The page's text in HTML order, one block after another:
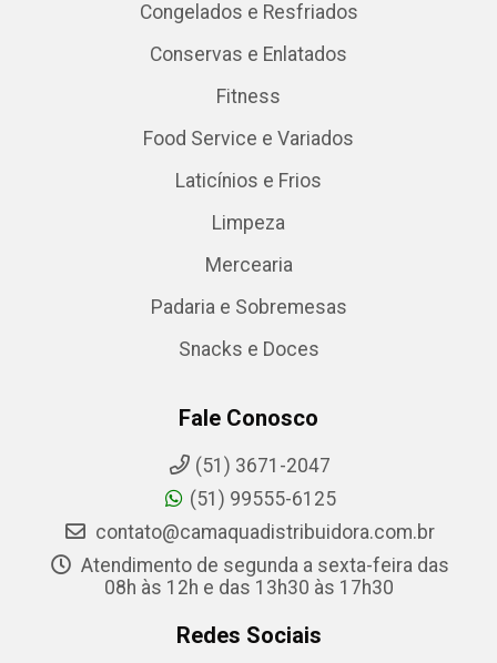
Congelados e Resfriados
Conservas e Enlatados
Fitness
Food Service e Variados
Laticínios e Frios
Limpeza
Mercearia
Padaria e Sobremesas
Snacks e Doces
Fale Conosco
(51) 3671-2047
(51) 99555-6125
contato@camaquadistribuidora.com.br
Atendimento de segunda a sexta-feira das
08h às 12h e das 13h30 às 17h30
Redes Sociais